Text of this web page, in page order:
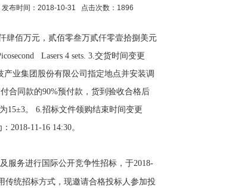
发布时间：2018-10-31 点击次数：1896
肆佰万元，贰佰零叁万贰仟零壹拾捌美元
Lasers 4 sets. 3.交货时间变更
产业集团股份有限公司指定地点并安装调
合同款的90%预付款，货到验收合格后
15±3。 6.招标文件领购结束时间变更
2018-11-16 14:30。
服务进行国际公开竞争性招标，于2018-
传统招标方式，现邀请合格投标人参加投